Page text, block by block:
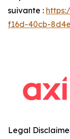
suivante :
f16d-40cb-
Legal